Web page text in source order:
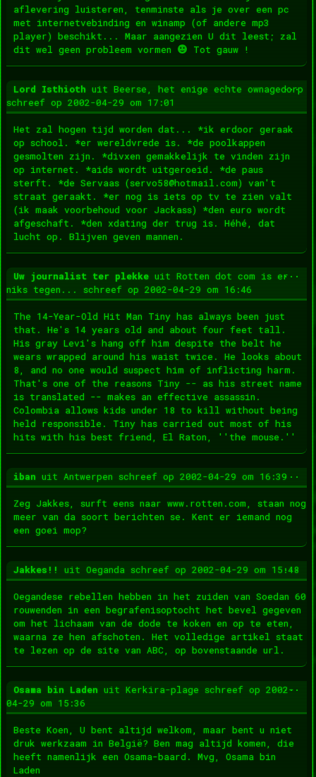
aflevering luisteren, tenminste als je over een pc
met internetvebinding en winamp (of andere mp3
player) beschikt... Maar aangezien U dit leest; zal
dit wel geen probleem vormen
Tot gauw !
Lord Isthioth uit Beerse, het enige echte ownagedorp
schreef op 2002-04-29 om 17:01
Het zal hogen tijd worden dat... *ik erdoor geraak
op school. *er wereldvrede is. *de poolkappen
gesmolten zijn. *divxen gemakkelijk te vinden zijn
op internet. *aids wordt uitgeroeid. *de paus
sterft. *de Servaas (servo58@hotmail.com) van't
straat geraakt. *er nog is iets op tv te zien valt
(ik maak voorbehoud voor Jackass) *den euro wordt
afgeschaft. *den xdating der trug is. Héhé, dat
lucht op. Blijven geven mannen.
...
Uw journalist ter plekke uit Rotten dot com is er
niks tegen...
schreef op 2002-04-29 om 16:46
The 14-Year-Old Hit Man Tiny has always been just
that. He's 14 years old and about four feet tall.
His gray Levi's hang off him despite the belt he
wears wrapped around his waist twice. He looks about
8, and no one would suspect him of inflicting harm.
That's one of the reasons Tiny -- as his street name
is translated -- makes an effective assassin.
Colombia allows kids under 18 to kill without being
held responsible. Tiny has carried out most of his
hits with his best friend, El Raton, ''the mouse.''
...
iban uit Antwerpen schreef op 2002-04-29 om 16:39
Zeg Jakkes, surft eens naar www.rotten.com, staan nog
meer van da soort berichten se. Kent er iemand nog
een goei mop?
...
Jakkes!! uit Oeganda schreef op 2002-04-29 om 15:48
Oegandese rebellen hebben in het zuiden van Soedan 60
rouwenden in een begrafenisoptocht het bevel gegeven
om het lichaam van de dode te koken en op te eten,
waarna ze hen afschoten. Het volledige artikel staat
te lezen op de site van ABC, op bovenstaande url.
...
Osama bin Laden uit Kerkira-plage schreef op 2002-
04-29 om 15:36
Beste Koen, U bent altijd welkom, maar bent u niet
druk werkzaam in België? Ben mag altijd komen, die
heeft namenlijk een Osama-baard. Mvg, Osama bin
Laden
...